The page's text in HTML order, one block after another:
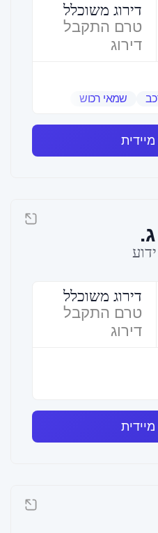
דירוג משוכלל
טרם התקבל
דירוג
שמאי רכוש
מיידית
דירוג משוכלל
טרם התקבל
דירוג
מיידית